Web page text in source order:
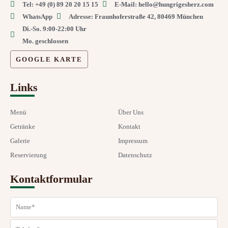
o
k
r
a
v
i
Kontaktformular
Name
Telefon
Links
Menü
Getränke
Galerie
Reservierung
Über Uns
Kontakt
Impressum
Datenschutz
Tel: +49 (0) 89 20 20 15 15
E-Mail: hello@hungrigesherz.com
WhatsApp
Adresse: Fraunhoferstraße 42, 80469 München
Di.-So. 9:00-22:00 Uhr
Mo. geschlossen
GOOGLE KARTE